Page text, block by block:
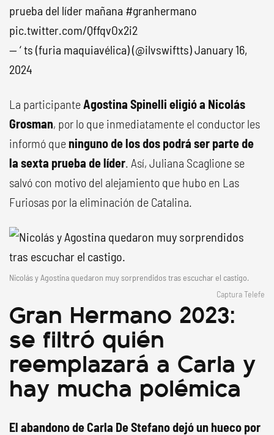
prueba del líder mañana #granhermano
pic.twitter.com/QffqvOx2i2
— ‘ ts (furia maquiavélica) (@ilvswiftts)January 16,
2024
La participanteAgostina Spinelli eligió a Nicolás
Grosman, por lo que inmediatamente el conductor les
informó que ninguno de los dos podrá ser parte de
la sexta prueba de líder. Así, Juliana Scaglione se
salvó con motivo del alejamiento que hubo en Las
Furiosas por la eliminación de Catalina.
Nicolás y Agostina quedaron muy sorprendidos tras escuchar el castigo.
Captura Telefe
Gran Hermano 2023:
se filtró quién
reemplazará a Carla y
hay mucha polémica
El abandono de Carla De Stefano dejó un hueco por